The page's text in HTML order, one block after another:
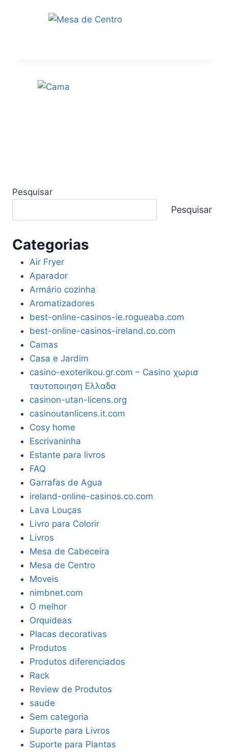
Pesquisar
Pesquisar
Categorias
Air Fryer
Aparador
Armário cozinha
Aromatizadores
best-online-casinos-ie.rogueaba.com
best-online-casinos-ireland.co.com
Camas
Casa e Jardim
casino-exoterikou.gr.com – Casino χωρισ
ταυτοποιηση Ελλαδα
casinon-utan-licens.org
casinoutanlicens.it.com
Cosy home
Escrivaninha
Estante para livros
FAQ
Garrafas de Agua
ireland-online-casinos.co.com
Lava Louças
Livro para Colorir
Livros
Mesa de Cabeceira
Mesa de Centro
Moveis
nimbnet.com
O melhor
Orquideas
Placas decorativas
Produtos
Produtos diferenciados
Rack
Review de Produtos
saude
Sem categoria
Suporte para Livros
Suporte para Plantas